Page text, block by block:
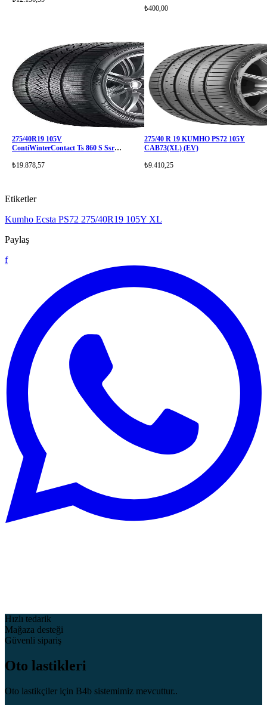
₺400,00
275/40R19 105V
ContiWinterContact Ts 860 S Ssr
₺19.878,57
275/40 R 19 KUMHO PS72 105Y
CAB73(XL) (EV)
₺9.410,25
Etiketler
Kumho Ecsta PS72 275/40R19 105Y XL
Paylaş
f
Hızlı tedarik
Mağaza desteği
Güvenli sipariş
Oto lastikleri
Oto lastikçiler için B4b sistemimiz mevcuttur..